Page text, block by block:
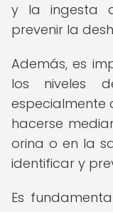
y la ingesta
prevenir la
Además, es
los niveles
especialmente
hacerse
orina o en la
identificar y
Es